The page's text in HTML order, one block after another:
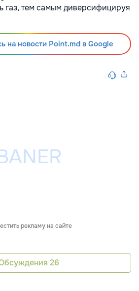
газ, тем самым диверсифицируя
на новости Point.md в Google
рекламу на сайте
26